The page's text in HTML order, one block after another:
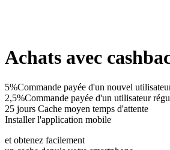
Achats avec
5%Commande payée d'un nouvel
2,5%Commande payée d'un utilisateur
25 jours Cache moyen temps d'attente
Installer l'application mobile
et obtenez facilement